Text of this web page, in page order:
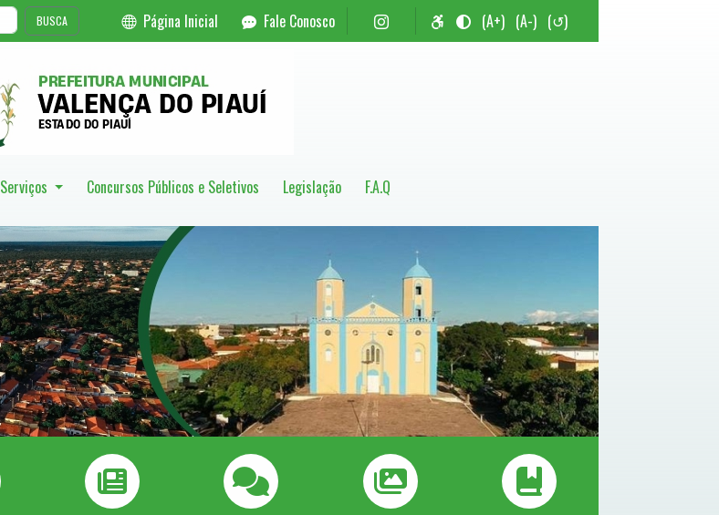
BUSCA Página Inicial Fale Conosco (A+) (A-) (↺)
Serviços Concursos Públicos e Seletivos Legislação F.A.Q